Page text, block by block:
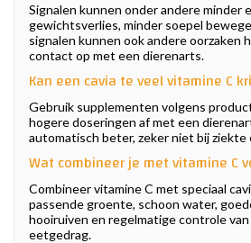
Signalen kunnen onder andere minder
gewichtsverlies, minder soepel
signalen kunnen ook andere oorzaken
contact op met een dierenarts.
Kan een cavia te veel vitamine C
Gebruik supplementen volgens
hogere doseringen af met een
automatisch beter, zeker niet bij ziekte
Wat combineer je met vitamine C
Combineer vitamine C met speciaal
passende groente, schoon water,
hooiruiven en regelmatige controle
eetgedrag.